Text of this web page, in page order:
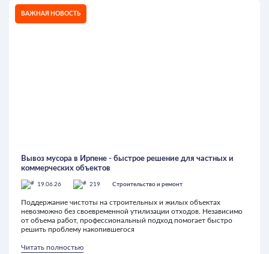
ВАЖНАЯ НОВОСТЬ
Вывоз мусора в Ирпене - быстрое решение для частных и
коммерческих объектов
19.06.26 219 Строительство и ремонт
Поддержание чистоты на строительных и жилых объектах
невозможно без своевременной утилизации отходов. Независимо
от объема работ, профессиональный подход помогает быстро
решить проблему накопившегося
Читать полностью